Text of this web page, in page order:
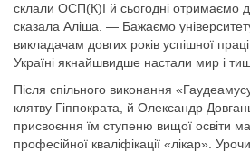
склали ОСП(К)І й сьогодні отримаємо
сказала Аліша. — Бажаємо
викладачам довгих років успішної
Україні якнайшвидше настали мир і
Після спільного виконання
клятву Гіппократа, й Олександр
присвоєння їм ступеню вищої освіти
професійної кваліфікації «лікар».